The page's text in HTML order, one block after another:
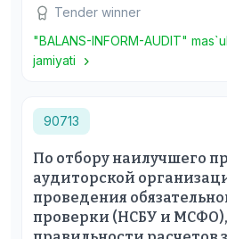
Tender winner
"BALANS-INFORM-AUDIT"
jamiyati
90713
По отбору наилучшего
аудиторской
проведения
проверки (НСБУ и